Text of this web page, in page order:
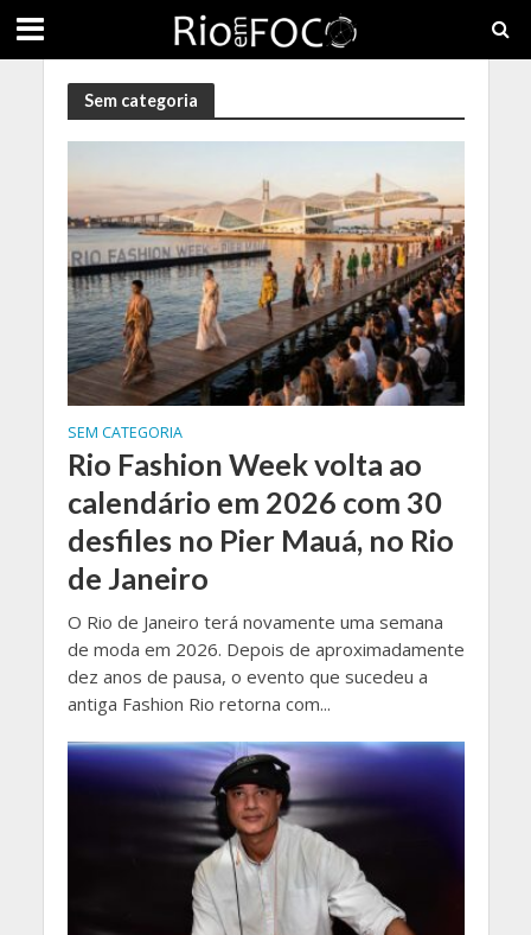
Sem categoria
SEM CATEGORIA
Rio Fashion Week volta ao
calendário em 2026 com 30
desfiles no Pier Mauá, no Rio
de Janeiro
O Rio de Janeiro terá novamente uma semana
de moda em 2026. Depois de aproximadamente
dez anos de pausa, o evento que sucedeu a
antiga Fashion Rio retorna com...